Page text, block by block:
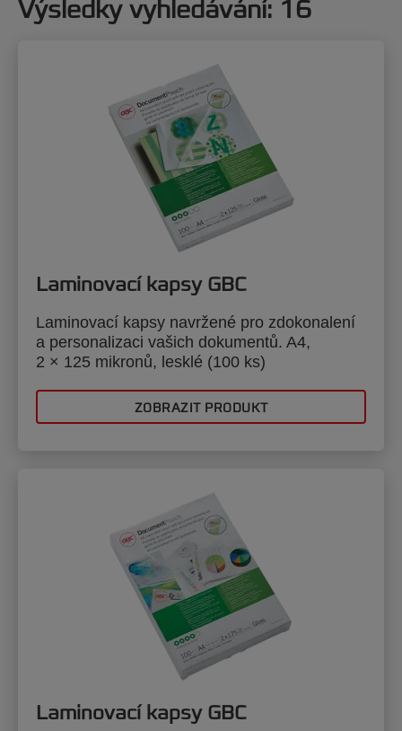
Výsledky vyhledávání: 16
Laminovací kapsy GBC
Laminovací kapsy navržené pro zdokonalení
a personalizaci vašich dokumentů. A4,
2 × 125 mikronů, lesklé (100 ks)
ZOBRAZIT PRODUKT
Laminovací kapsy GBC